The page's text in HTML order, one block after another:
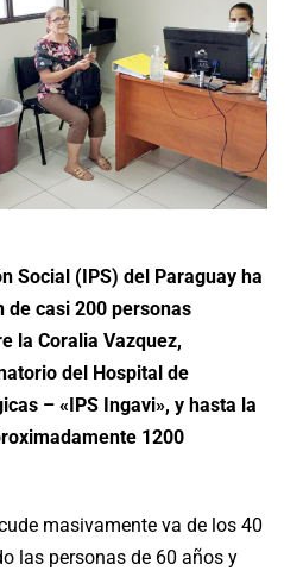
Social (IPS) del Paraguay ha
de casi 200 personas
la Coralia Vazquez,
del Hospital de
– «IPS Ingavi», y hasta la
1200
masivamente va de los 40
las personas de 60 años y